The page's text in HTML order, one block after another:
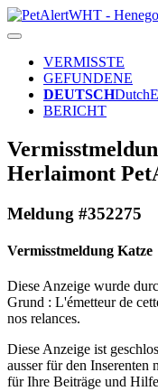
VERMISSTE
GEFUNDENE
DEUTSCHDutch
BERICHT
Herlaimont
Meldung #352275
Vermisstmeldung Katze
Diese Anzeige wurde
Grund : L'émetteur de
nos relances.
Diese Anzeige ist
ausser für den Inserenten
für Ihre Beiträge und